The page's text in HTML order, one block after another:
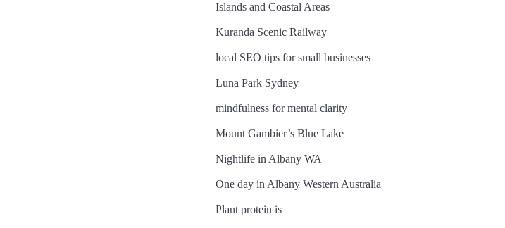
Islands and Coastal Areas
Kuranda Scenic Railway
local SEO tips for small businesses
Luna Park Sydney
mindfulness for mental clarity
Mount Gambier’s Blue Lake
Nightlife in Albany WA
One day in Albany Western Australia
Plant protein is